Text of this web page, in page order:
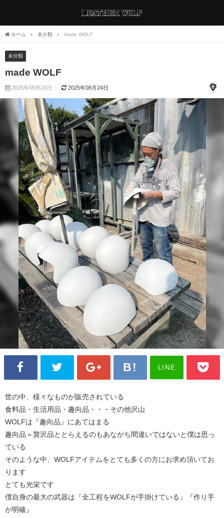
ホーム 未分類 made WOLF
未分類
made WOLF
2025年08月24日 2025年08月24日
LINE
世の中、様々なものが販売されている
食料品・生活用品・趣向品・・・その他沢山
WOLFは『趣向品』にあてはまる
趣向品＝贅沢品ととらえるのもあながち間違いではないと僕は思っ
ている
そのような中、WOLFアイテムをとても多くの方にお求め頂いてお
ります
とても光栄です
僕自身の最大の武器は『全工程をWOLFが手掛けている』『作り手
が明確』